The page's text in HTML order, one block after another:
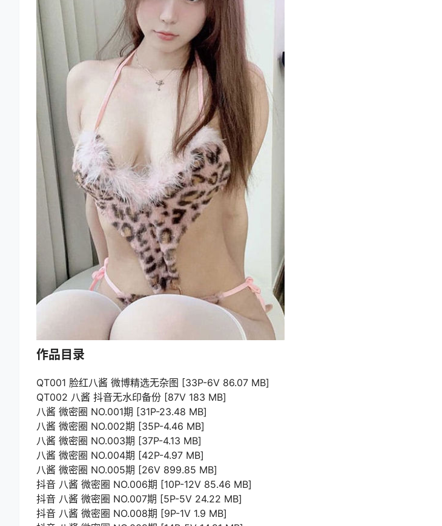
作品目录
QT001 脸红八酱 微博精选无杂图 [33P-6V 86.07 MB]
QT002 八酱 抖音无水印备份 [87V 183 MB]
八酱 微密圈 NO.001期 [31P-23.48 MB]
八酱 微密圈 NO.002期 [35P-4.46 MB]
八酱 微密圈 NO.003期 [37P-4.13 MB]
八酱 微密圈 NO.004期 [42P-4.97 MB]
八酱 微密圈 NO.005期 [26V 899.85 MB]
抖音 八酱 微密圈 NO.006期 [10P-12V 85.46 MB]
抖音 八酱 微密圈 NO.007期 [5P-5V 24.22 MB]
抖音 八酱 微密圈 NO.008期 [9P-1V 1.9 MB]